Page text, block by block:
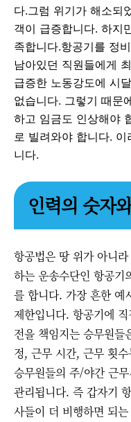
다.그럼 위기가 해소되
객이 급증합니다. 하지
족합니다.항공기를 정
남아있던 직원들에게
급증한 노동강도에 시
없습니다. 그렇기 때문
하고 임금도 인상해야
로 빌려와야 합니다.
니다.
인력의 숫자
항공법은 땅 위가 아니
하는 운송수단인 항공기
를 합니다. 가장 흔한 예
제한입니다. 항공기에
전을 책임지는 승무원들
정, 근무 시간, 근무 횟
승무원들의 주/야간 근
관리됩니다. 즉 갑자기
사들이 더 비행하면 되